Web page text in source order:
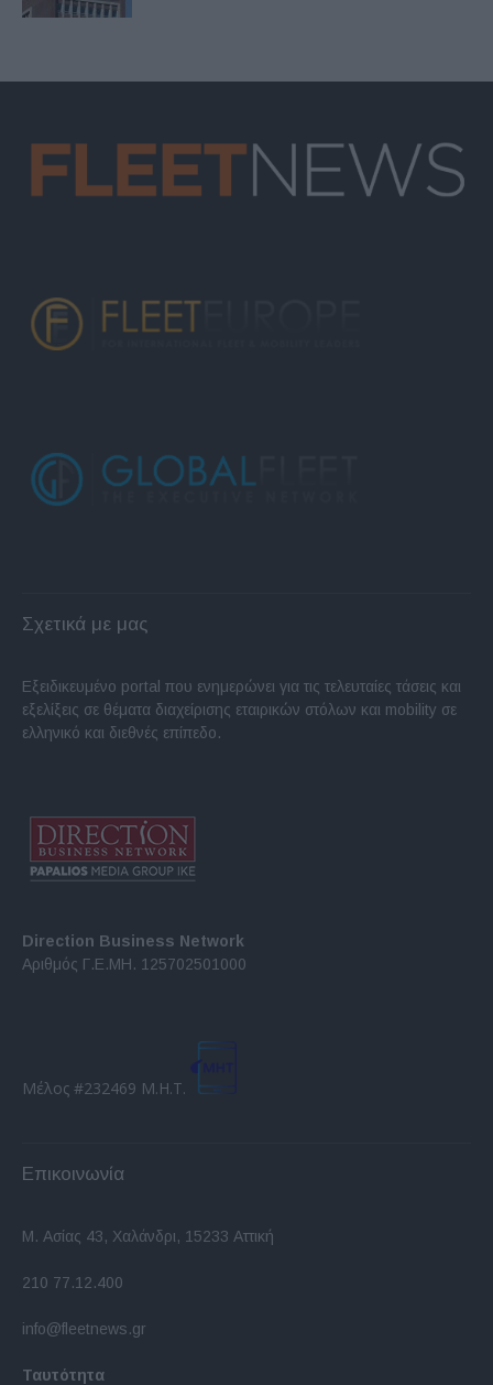
Σχετικά με μας
Εξειδικευμένο portal που ενημερώνει για τις τελευταίες τάσεις και
εξελίξεις σε θέματα διαχείρισης εταιρικών στόλων και mobility σε
ελληνικό και διεθνές επίπεδο.
Direction Business Network
Αριθμός Γ.Ε.ΜΗ. 125702501000
Μέλος #232469 Μ.Η.Τ.
Επικοινωνία
Μ. Ασίας 43, Χαλάνδρι, 15233 Αττική
210 77.12.400
info@fleetnews.gr
Ταυτότητα